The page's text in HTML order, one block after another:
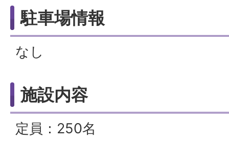
駐車場情報
なし
施設内容
定員：250名